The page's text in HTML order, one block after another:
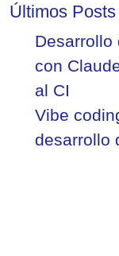
Últimos Posts
Desarrollo
con
al CI
Vibe
desarrollo